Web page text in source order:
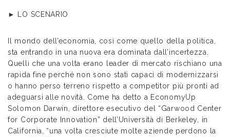
► LO SCENARIO
Il mondo dell’economia, così come quello della politica,
sta entrando in una nuova era dominata dall’incertezza.
Quelli che una volta erano leader di mercato rischiano una
rapida fine perché non sono stati capaci di modernizzarsi
o hanno perso terreno rispetto a competitor più pronti ad
adeguarsi alle novità. Come ha detto a EconomyUp
Solomon Darwin, direttore esecutivo del “Garwood Center
for Corporate Innovation” dell’Università di Berkeley, in
California, “una volta cresciute molte aziende perdono la